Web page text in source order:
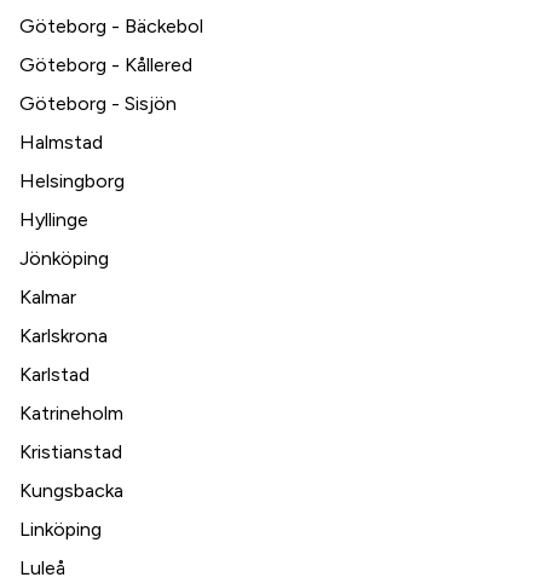
Göteborg - Bäckebol
Göteborg - Kållered
Göteborg - Sisjön
Halmstad
Helsingborg
Hyllinge
Jönköping
Kalmar
Karlskrona
Karlstad
Katrineholm
Kristianstad
Kungsbacka
Linköping
Luleå